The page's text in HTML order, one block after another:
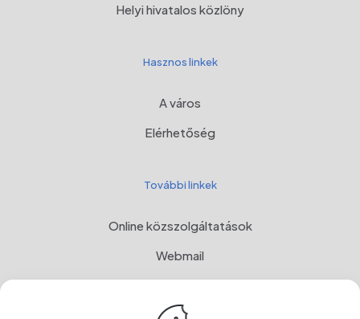
Helyi hivatalos közlöny
Hasznos linkek
A város
Elérhetőség
További linkek
Online közszolgáltatások
Webmail
Programul Național de Dezvoltare Rurală, MADR
Címer